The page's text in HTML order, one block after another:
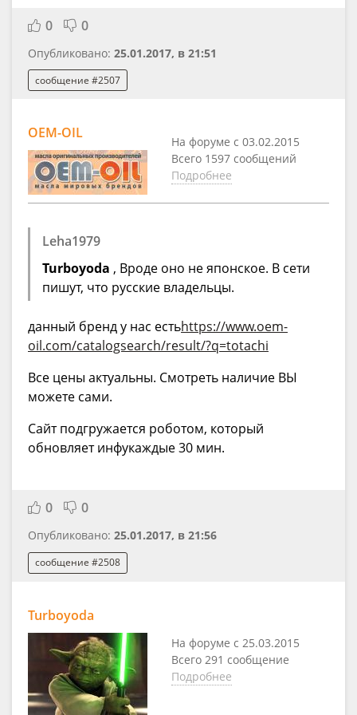
0 0
Опубликовано: 25.01.2017, в 21:51
сообщение #2507
OEM-OIL
На форуме с 03.02.2015
Всего 1597 сообщений
Подробнее
Leha1979
Turboyoda , Вроде оно не японское. В сети
пишут, что русские владельцы.
данный бренд у нас естьhttps://www.oem-
oil.com/catalogsearch/result/?q=totachi
Все цены актуальны. Смотреть наличие ВЫ
можете сами.
Сайт подгружается роботом, который
обновляет инфукаждые 30 мин.
0 0
Опубликовано: 25.01.2017, в 21:56
сообщение #2508
Turboyoda
На форуме с 25.03.2015
Всего 291 сообщение
Подробнее